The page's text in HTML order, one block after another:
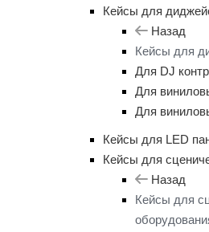
Кейсы для
Назад
Кейсы для
Для DJ
Для
Для
Кейсы для LED
Кейсы для
Назад
Кейсы для